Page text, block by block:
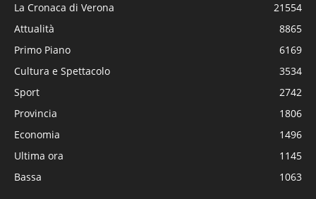
La Cronaca di Verona
21554
Attualità
8865
Primo Piano
6169
Cultura e Spettacolo
3534
Sport
2742
Provincia
1806
Economia
1496
Ultima ora
1145
Bassa
1063